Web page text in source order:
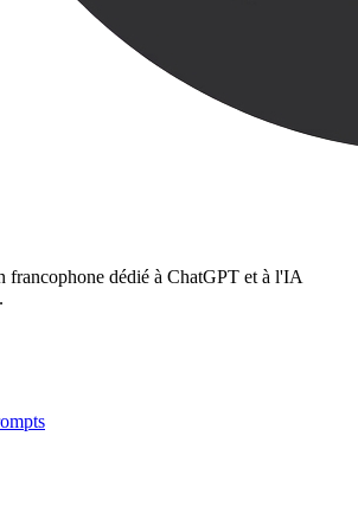
francophone dédié à ChatGPT et à l'IA